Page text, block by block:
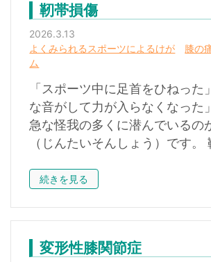
靭帯損傷
2026.3.13
よくみられるスポーツによるけが
膝の
ム
「スポーツ中に足首をひねった
な音がして力が入らなくなった
急な怪我の多くに潜んでいるの
（じんたいそんしょう）です
続きを見る
変形性膝関節症